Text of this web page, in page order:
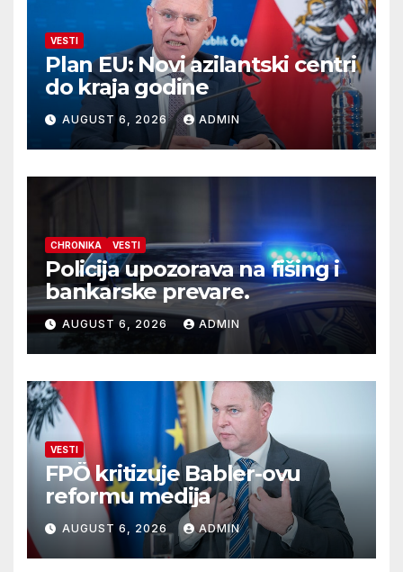
VESTI
Plan EU: Novi azilantski centri
do kraja godine
AUGUST 6, 2026 ADMIN
CHRONIKA VESTI
Policija upozorava na fišing i
bankarske prevare.
AUGUST 6, 2026 ADMIN
VESTI
FPÖ kritizuje Babler-ovu
reformu medija
AUGUST 6, 2026 ADMIN